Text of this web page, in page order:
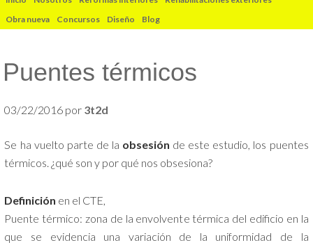
Obra nueva
Concursos Diseño Blog
Puentes térmicos
03/22/2016 por 3t2d
Se ha vuelto parte de la obsesión de este estudio, los puentes
térmicos. ¿qué son y por qué nos obsesiona?
Definición en el CTE,
Puente térmico: zona de la envolvente térmica del edificio en la
que se evidencia una variación de la uniformidad de la